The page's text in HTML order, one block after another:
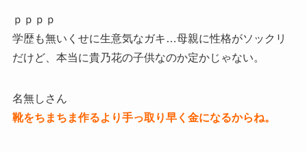
ｐｐｐｐ
学歴も無いくせに生意気なガキ…母親に性格がソックリ
だけど、本当に貴乃花の子供なのか定かじゃない。
名無しさん
靴をちまちま作るより手っ取り早く金になるからね。